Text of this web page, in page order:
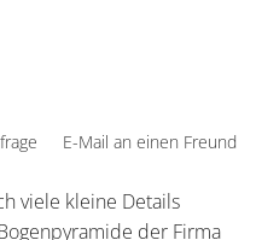
E-Mail an einen Freund
viele kleine Details
der Firma